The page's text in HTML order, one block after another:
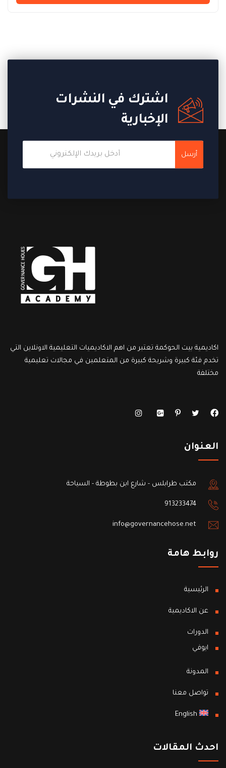
اشترك في النشرات
الإخبارية
أرسل
اكاديمية بيت الحوكمة تعتبر من اهم الاكاديميات التعليمية الاونلاين التي
تخدم فئة كبيرة وشريحة كبيرة من المتعلمين في مجالات تعليمية
مختلفة
العنوان
مكتب طرابلس - شارع ابن بطوطة - السياحة
913233474
info@governancehose.net
روابط هامة
الرئيسية
عن الاكاديمية
الدورات
ايوفي
المدونة
تواصل معنا
English
احدث المقالات